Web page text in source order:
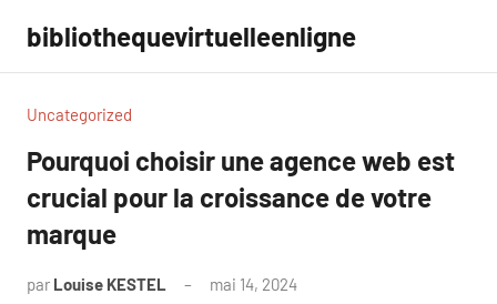
contenu
bibliothequevirtuelleenligne
Uncategorized
Pourquoi choisir une agence web est
crucial pour la croissance de votre
marque
par Louise KESTEL mai 14, 2024